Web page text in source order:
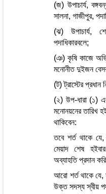
(জ) উপাচার্য,
সালনা, গাজীপুর,
(ঝ) উপাচার্য,
পদাধিকারবলে;
(ঞ) কৃষি কাজে
মনোনীত দুইজন
(ট) ট্রাস্টের প্রধান
(২) উপ-ধারা (১)
মনোনয়নের তারিখ
থাকিবেন:
তবে শর্ত থাকে
মেয়াদ শেষ
অব্যাহতি প্রদান
আরো শর্ত থাকে যে,
উক্ত সদস্য স্বীয়